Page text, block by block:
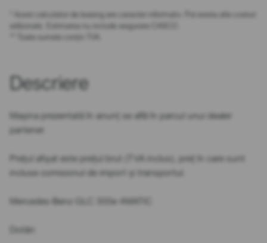
* Acest calculator de leasing are caracter informativ. Pot exista alte costuri
adiționale. Estimarea nu include asigurare CASCO.
** Toate sumele conțin TVA.
Descriere
Mașina prezentată în anunț se află în parcul unui dealer
partener.
Prețul afișat este prețul brut (TVA inclus), preț în care sunt
incluse comisionul de import și transportul.
Mercedes-Benz GLC 300e 4MATIC
Dotări: